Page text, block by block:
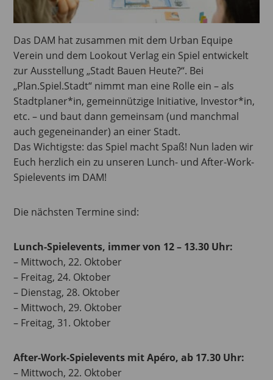
Das DAM hat zusammen mit dem Urban Equipe
Verein und dem Lookout Verlag ein Spiel entwickelt
zur Ausstellung „Stadt Bauen Heute?“. Bei
„Plan.Spiel.Stadt“ nimmt man eine Rolle ein – als
Stadtplaner*in, gemeinnützige Initiative, Investor*in,
etc. – und baut dann gemeinsam (und manchmal
auch gegeneinander) an einer Stadt.
Das Wichtigste: das Spiel macht Spaß! Nun laden wir
Euch herzlich ein zu unseren Lunch- und After-Work-
Spielevents im DAM!
Die nächsten Termine sind:
Lunch-Spielevents, immer von 12 – 13.30 Uhr:
– Mittwoch, 22. Oktober
– Freitag, 24. Oktober
– Dienstag, 28. Oktober
– Mittwoch, 29. Oktober
– Freitag, 31. Oktober
After-Work-Spielevents mit Apéro, ab 17.30 Uhr:
– Mittwoch, 22. Oktober